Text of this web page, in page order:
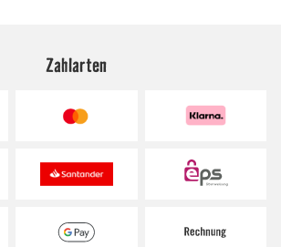
Zahlarten